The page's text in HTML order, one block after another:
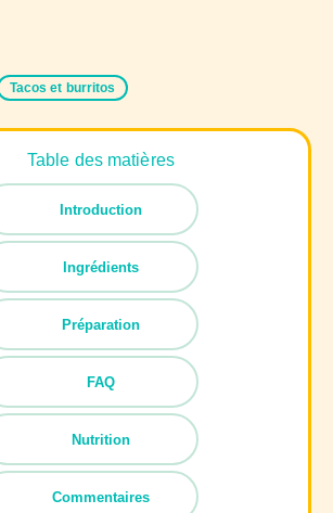
Tacos et burritos
Table des matières
Introduction
Ingrédients
Préparation
FAQ
Nutrition
Commentaires